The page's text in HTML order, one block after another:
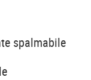
spalmabile